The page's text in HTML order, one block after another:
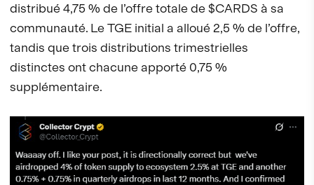
distribué 4,75 % de l’offre totale de $CARDS à sa
communauté. Le TGE initial a alloué 2,5 % de l’offre,
tandis que trois distributions trimestrielles
distinctes ont chacune apporté 0,75 %
supplémentaire.